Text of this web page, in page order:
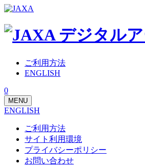
ご利用方法
ENGLISH
0
MENU
ENGLISH
ご利用方法
サイト利用環境
プライバシーポリシー
お問い合わせ